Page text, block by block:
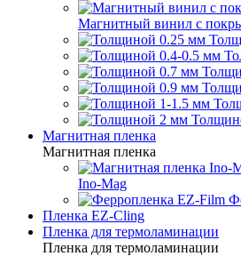
Магнитный винил с
Магнитная пленка
Магнитная пленка
Ino-Mag
Пленка EZ-Cling
Пленка для термоламинации
Пленка для термоламинации